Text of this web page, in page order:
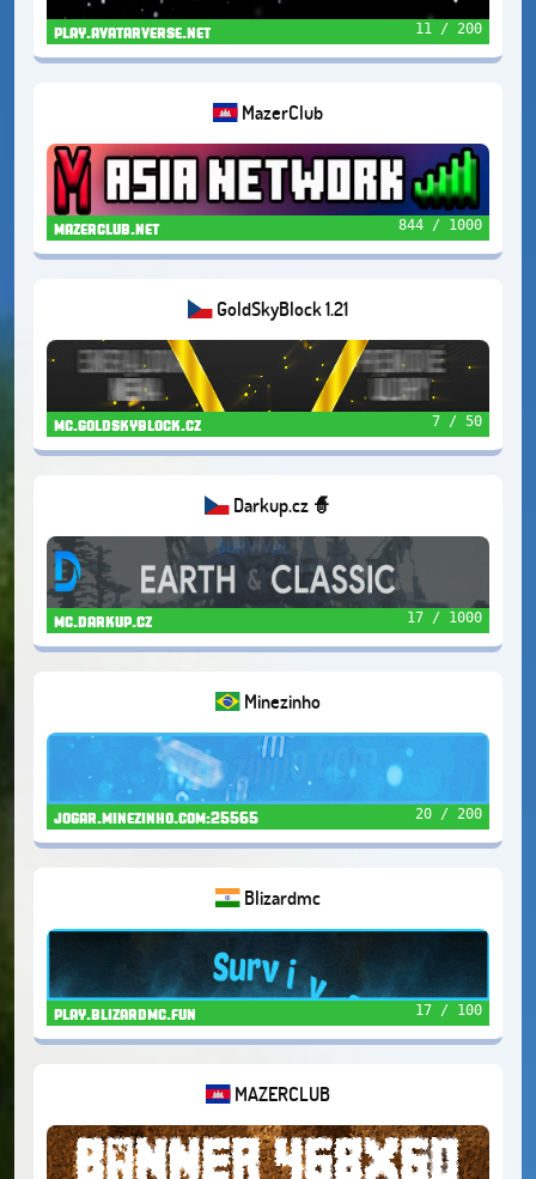
play.avatarverse.net 11 / 200
MazerClub
mazerclub.net 844 / 1000
GoldSkyBlock 1.21
mc.goldskyblock.cz 7 / 50
Darkup.cz 🧙
mc.darkup.cz 17 / 1000
Minezinho
jogar.minezinho.com:25565 20 / 200
Blizardmc
play.blizardmc.fun 17 / 100
MAZERCLUB